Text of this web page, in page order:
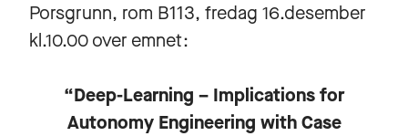
Porsgrunn, rom B113, fredag 16.desember
kl.10.00 over emnet:
“Deep-Learning – Implications for
Autonomy Engineering with Case